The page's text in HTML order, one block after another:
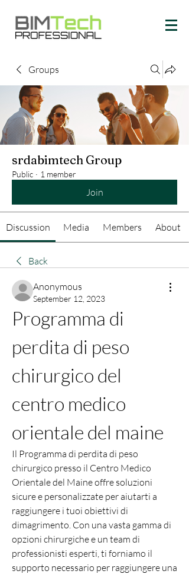
Groups
srdabimtech Group
Public · 1 member
Join
Discussion Media Members About
Back
Anonymous
September 12, 2023
Programma di
perdita di peso
chirurgico del
centro medico
orientale del maine
Il Programma di perdita di peso
chirurgico presso il Centro Medico
Orientale del Maine offre soluzioni
sicure e personalizzate per aiutarti a
raggiungere i tuoi obiettivi di
dimagrimento. Con una vasta gamma di
opzioni chirurgiche e un team di
professionisti esperti, ti forniamo il
supporto necessario per raggiungere una